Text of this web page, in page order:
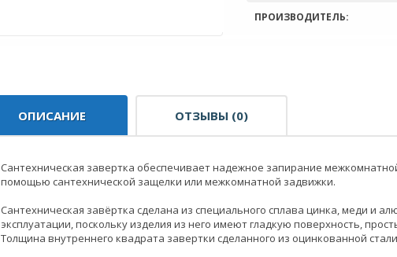
ПРОИЗВОДИТЕЛЬ:
ОПИСАНИЕ ОТЗЫВЫ (0)
Cантехническая завертка обеспечивает надежное запирание
помощью сантехнической защелки или межкомнатной задвижки.
Сантехническая завёртка сделана из специального сплава цинка, меди и
эксплуатации, поскольку изделия из него имеют гладкую поверхность,
Толщина внутреннего квадрата завертки сделанного из оцинкованной